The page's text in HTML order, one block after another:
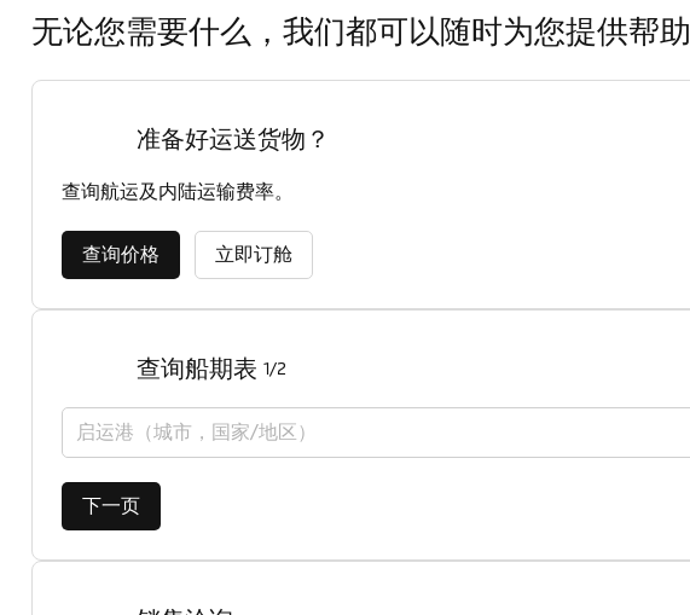
无论您需要什么，我们都可以随时为您提供帮助
准备好运送货物？
查询航运及内陆运输费率。
查询价格 立即订舱
查询船期表 1/2
启运港（城市，国家/地区）
下一页